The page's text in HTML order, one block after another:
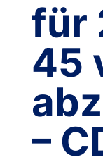
für
45
–